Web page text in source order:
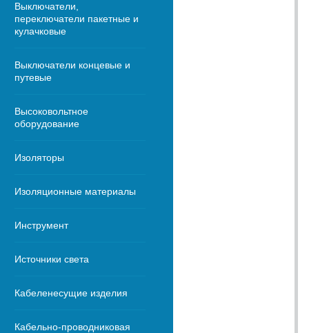
Выключатели,
переключатели пакетные и
кулачковые
Выключатели концевые и
путевые
Высоковольтное
оборудование
Изоляторы
Изоляционные материалы
Инструмент
Источники света
Кабеленесущие изделия
Кабельно-проводниковая